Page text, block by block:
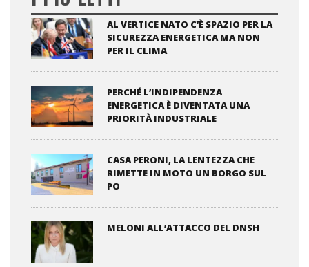
AL VERTICE NATO C’È SPAZIO PER LA
SICUREZZA ENERGETICA MA NON
PER IL CLIMA
PERCHÉ L’INDIPENDENZA
ENERGETICA È DIVENTATA UNA
PRIORITÀ INDUSTRIALE
CASA PERONI, LA LENTEZZA CHE
RIMETTE IN MOTO UN BORGO SUL
PO
MELONI ALL’ATTACCO DEL DNSH